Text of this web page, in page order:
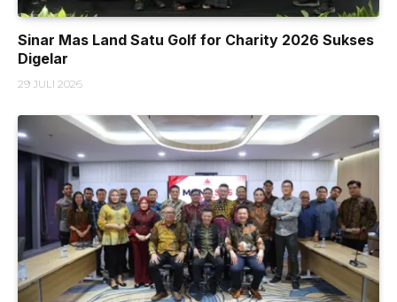
Sinar Mas Land Satu Golf for Charity 2026 Sukses
Digelar
29 JULI 2026